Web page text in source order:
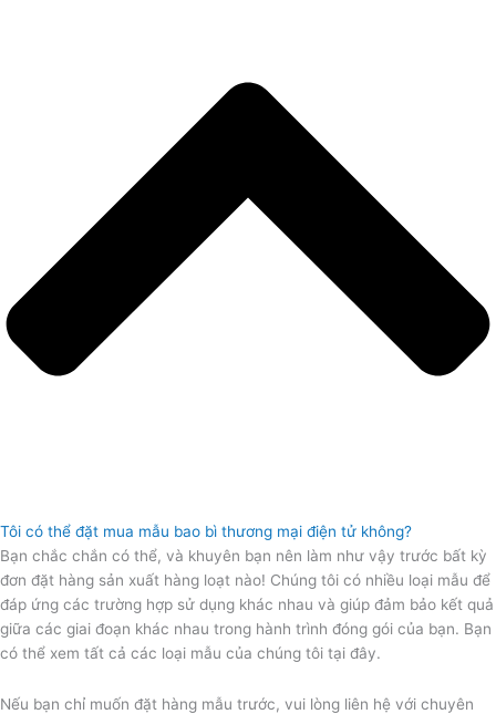
Tôi có thể đặt mua mẫu bao bì thương mại điện tử không?
Bạn chắc chắn có thể, và khuyên bạn nên làm như vậy trước bất kỳ
đơn đặt hàng sản xuất hàng loạt nào! Chúng tôi có nhiều loại mẫu để
đáp ứng các trường hợp sử dụng khác nhau và giúp đảm bảo kết quả
giữa các giai đoạn khác nhau trong hành trình đóng gói của bạn. Bạn
có thể xem tất cả các loại mẫu của chúng tôi tại đây.
Nếu bạn chỉ muốn đặt hàng mẫu trước, vui lòng liên hệ với chuyên